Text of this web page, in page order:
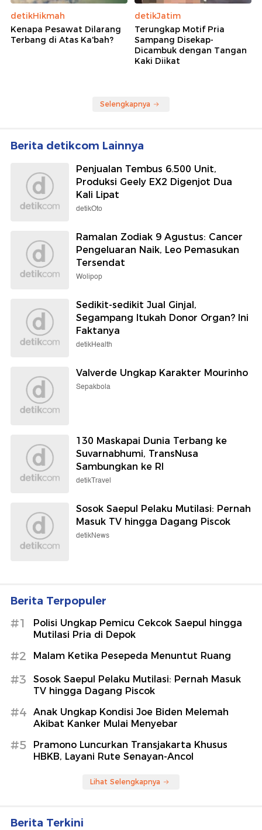
detikHikmah
Kenapa Pesawat Dilarang
Terbang di Atas Ka'bah?
detikJatim
Terungkap Motif Pria
Sampang Disekap-
Dicambuk dengan Tangan
Kaki Diikat
Selengkapnya
Berita detikcom Lainnya
Penjualan Tembus 6.500 Unit,
Produksi Geely EX2 Digenjot Dua
Kali Lipat
detikOto
Ramalan Zodiak 9 Agustus: Cancer
Pengeluaran Naik, Leo Pemasukan
Tersendat
Wolipop
Sedikit-sedikit Jual Ginjal,
Segampang Itukah Donor Organ? Ini
Faktanya
detikHealth
Valverde Ungkap Karakter Mourinho
Sepakbola
130 Maskapai Dunia Terbang ke
Suvarnabhumi, TransNusa
Sambungkan ke RI
detikTravel
Sosok Saepul Pelaku Mutilasi: Pernah
Masuk TV hingga Dagang Piscok
detikNews
Berita Terpopuler
#1
Polisi Ungkap Pemicu Cekcok Saepul hingga
Mutilasi Pria di Depok
#2 Malam Ketika Pesepeda Menuntut Ruang
#3
Sosok Saepul Pelaku Mutilasi: Pernah Masuk
TV hingga Dagang Piscok
#4
Anak Ungkap Kondisi Joe Biden Melemah
Akibat Kanker Mulai Menyebar
#5
Pramono Luncurkan Transjakarta Khusus
HBKB, Layani Rute Senayan-Ancol
Lihat Selengkapnya
Berita Terkini